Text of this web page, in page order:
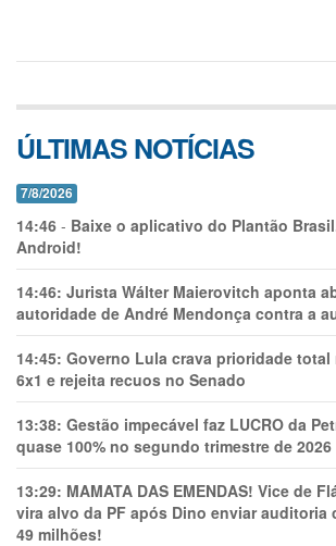
ÚLTIMAS NOTÍCIAS
7/8/2026
14:46 - Baixe o aplicativo do Plantão
Android!
14:46: Jurista Wálter Maierovitch aponta
autoridade de André Mendonça contra a
14:45: Governo Lula crava prioridade total
6x1 e rejeita recuos no Senado
13:38: Gestão impecável faz LUCRO da
quase 100% no segundo trimestre de 2026
13:29: MAMATA DAS EMENDAS! Vice de
vira alvo da PF após Dino enviar auditoria
49 milhões!